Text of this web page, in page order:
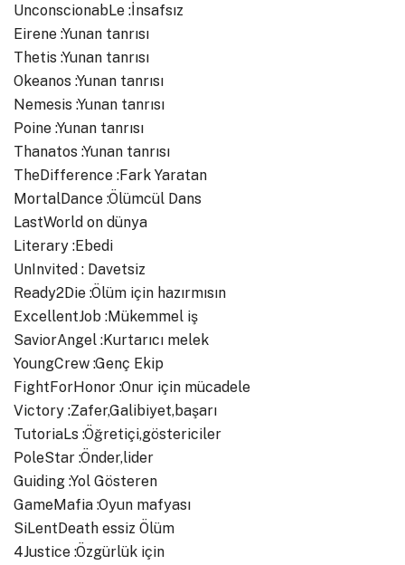
UnconscionabLe :İnsafsız
Eirene :Yunan tanrısı
Thetis :Yunan tanrısı
Okeanos :Yunan tanrısı
Nemesis :Yunan tanrısı
Poine :Yunan tanrısı
Thanatos :Yunan tanrısı
TheDifference :Fark Yaratan
MortalDance :Ölümcül Dans
LastWorld on dünya
Literary :Ebedi
UnInvited : Davetsiz
Ready2Die :Ölüm için hazırmısın
ExcellentJob :Mükemmel iş
SaviorAngel :Kurtarıcı melek
YoungCrew :Genç Ekip
FightForHonor :Onur için mücadele
Victory :Zafer,Galibiyet,başarı
TutoriaLs :Öğretiçi,göstericiler
PoleStar :Önder,lider
Guiding :Yol Gösteren
GameMafia :Oyun mafyası
SiLentDeath essiz Ölüm
4Justice :Özgürlük için